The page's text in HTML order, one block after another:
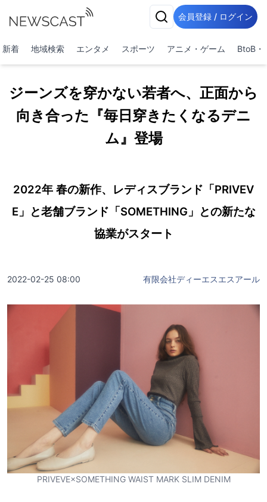
会員登録 / ログイン
新着 地域検索 エンタメ スポーツ アニメ・ゲーム BtoB・
ジーンズを穿かない若者へ、正面から
向き合った『毎日穿きたくなるデニ
ム』登場
2022年 春の新作、レディスブランド「PRIVEV
E」と老舗ブランド「SOMETHING」との新たな
協業がスタート
2022-02-25 08:00 有限会社ディーエスエスアール
PRIVEVE×SOMETHING WAIST MARK SLIM DENIM